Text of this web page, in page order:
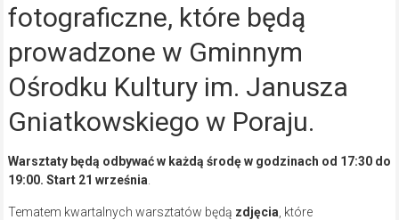
fotograficzne, które będą
prowadzone w Gminnym
Ośrodku Kultury im. Janusza
Gniatkowskiego w Poraju.
Warsztaty będą odbywać w każdą środę w godzinach od 17:30 do
19:00. Start 21 września
Tematem kwartalnych warsztatów będą zdjęcia , które